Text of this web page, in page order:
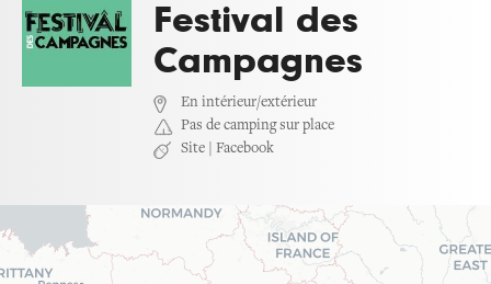
Festival des
Campagnes
En intérieur/extérieur
Pas de camping sur place
Site
Facebook